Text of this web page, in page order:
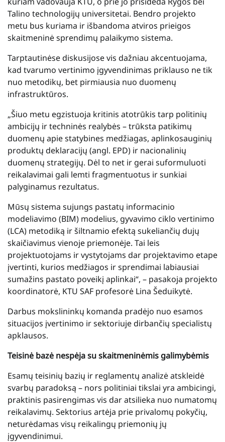
Talino technologijų universitetai. Bendro projekto
metu bus kuriama ir išbandoma atviros prieigos
skaitmeninė sprendimų palaikymo sistema.
Tarptautinėse diskusijose vis dažniau akcentuojama,
kad tvarumo vertinimo įgyvendinimas priklauso ne tik
nuo metodikų, bet pirmiausia nuo duomenų
infrastruktūros.
„Šiuo metu egzistuoja kritinis atotrūkis tarp politinių
ambicijų ir techninės realybės – trūksta patikimų
duomenų apie statybines medžiagas, aplinkosauginių
produktų deklaracijų (angl. EPD) ir nacionalinių
duomenų strategijų. Dėl to net ir gerai suformuluoti
reikalavimai gali lemti fragmentuotus ir sunkiai
palyginamus rezultatus.
Mūsų sistema sujungs pastatų informacinio
modeliavimo (BIM) modelius, gyvavimo ciklo vertinimo
(LCA) metodiką ir šiltnamio efektą sukeliančių dujų
skaičiavimus vienoje priemonėje. Tai leis
projektuotojams ir vystytojams dar projektavimo etape
įvertinti, kurios medžiagos ir sprendimai labiausiai
sumažins pastato poveikį aplinkai“, – pasakoja projekto
koordinatorė, KTU SAF profesorė Lina Šeduikytė.
Darbus mokslininkų komanda pradėjo nuo esamos
situacijos įvertinimo ir sektoriuje dirbančių specialistų
apklausos.
Teisinė bazė nespėja su skaitmeninėmis galimybėmis
Esamų teisinių bazių ir reglamentų analizė atskleidė
svarbų paradoksą – nors politiniai tikslai yra ambicingi,
praktinis pasirengimas vis dar atsilieka nuo numatomų
reikalavimų. Sektorius artėja prie privalomų pokyčių,
neturėdamas visų reikalingų priemonių jų
įgyvendinimui.